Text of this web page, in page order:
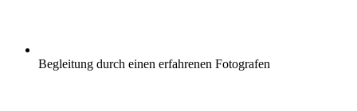
Begleitung durch einen erfahrenen Fotografen